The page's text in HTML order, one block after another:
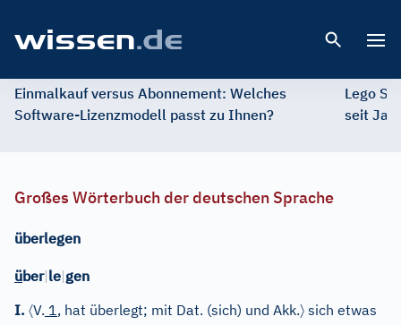
Einmalkauf versus Abonnement: Welches
Software-Lizenzmodell passt zu Ihnen?
Lego
seit
Großes Wörterbuch der deutschen Sprache
überlegen
über|le|gen
I. 〈V. 1, hat überlegt; mit Dat. (sich) und Akk.〉 sich etwas